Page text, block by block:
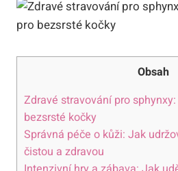
Obsah
Zdravé stravování pro
bezsrsté kočky
Správná péče o kůži: Jak
čistou a zdravou